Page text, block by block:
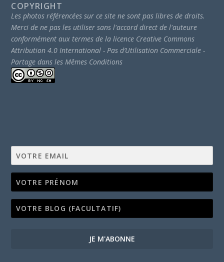
COPYRIGHT
Les photos référencées sur ce site ne sont pas libres de droits.
Merci de ne pas les utiliser sans l'accord direct de l'auteure
conformément aux termes de la licence Creative Commons
Attribution 4.0 International - Pas d’Utilisation Commerciale -
Partage dans les Mêmes Conditions
JE M'ABONNE